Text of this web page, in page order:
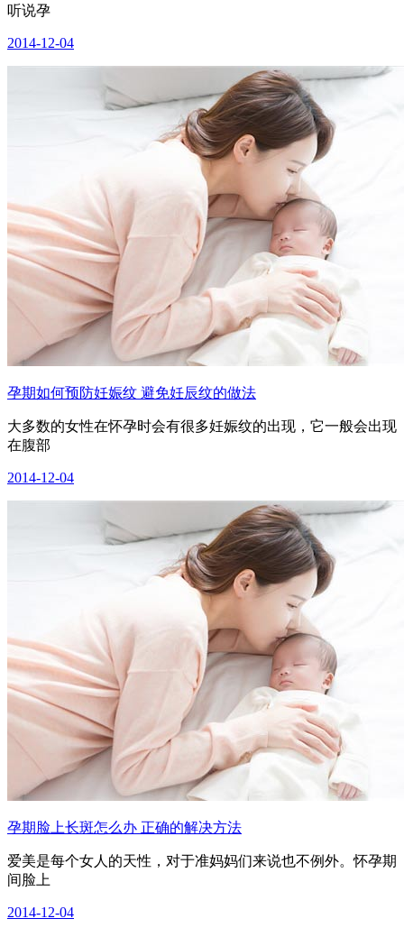
听说孕
2014-12-04
孕期如何预防妊娠纹 避免妊辰纹的做法
大多数的女性在怀孕时会有很多妊娠纹的出现，它一般会出现
在腹部
2014-12-04
孕期脸上长斑怎么办 正确的解决方法
爱美是每个女人的天性，对于准妈妈们来说也不例外。怀孕期
间脸上
2014-12-04